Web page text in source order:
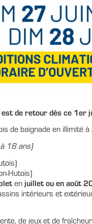
est de retour dès ce 1er
de baignade en illimité à
18 ans)
Hutois)
en juillet ou en août
intérieurs et
de jeux et de